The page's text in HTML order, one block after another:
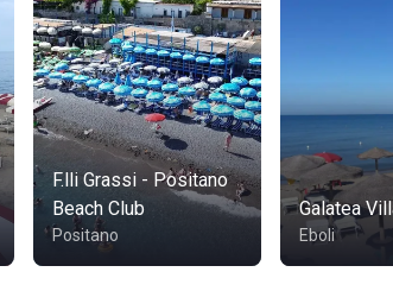
F.lli Grassi - Positano
Beach Club
Positano
Galatea
Eboli